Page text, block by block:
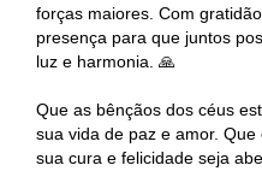
forças maiores. Com
presença para que juntos
luz e harmonia. 🙏
Que as bênçãos dos céus
sua vida de paz e amor.
sua cura e felicidade seja